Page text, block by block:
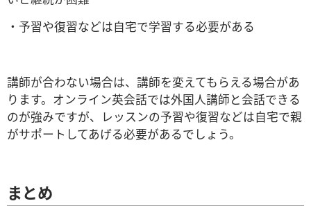
・予習や復習などは自宅で学習する必要がある
講師が合わない場合は、講師を変えてもらえる場合があ
ります。オンライン英会話では外国人講師と会話できる
のが強みですが、レッスンの予習や復習などは自宅で親
がサポートしてあげる必要があるでしょう。
まとめ